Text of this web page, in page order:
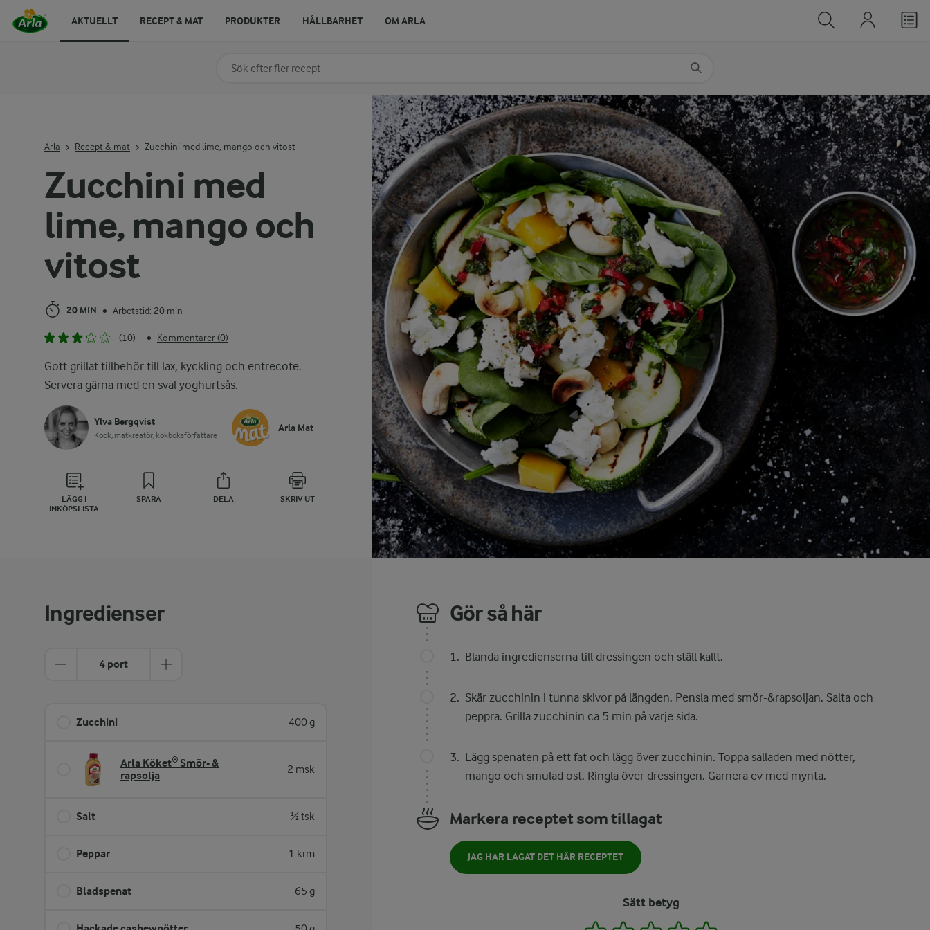
Zucchini med
lime, mango och
vitost
20 MIN • Arbetstid: 20 min
(10) • Kommentarer (0)
Gott grillat tillbehör till lax, kyckling och entrecote.
Servera gärna med en sval yoghurtsås.
Ylva Bergqvist
Kock, matkreatör, kokboksförfattare
Arla Mat
LÄGG I
INKÖPSLISTA
SPARA DELA SKRIV UT
Arla Recept & mat Zucchini med lime, mango och vitost
Ingredienser
4 port
Zucchini 400 g
Arla Köket® Smör- &
rapsolja
2 msk
Salt ½ tsk
Peppar 1 krm
Bladspenat 65 g
Gör så här
Blanda ingredienserna till dressingen och ställ kallt.
Skär zucchinin i tunna skivor på längden. Pensla med smör-&rapsoljan. Salta och
peppra. Grilla zucchinin ca 5 min på varje sida.
Lägg spenaten på ett fat och lägg över zucchinin. Toppa salladen med nötter,
mango och smulad ost. Ringla över dressingen. Garnera ev med mynta.
Markera receptet som tillagat
JAG HAR LAGAT DET HÄR RECEPTET
Sätt betyg
1 2 3 4
Sök på kategori eller ingrediens
AKTUELLT RECEPT & MAT PRODUKTER HÅLLBARHET OM ARLA